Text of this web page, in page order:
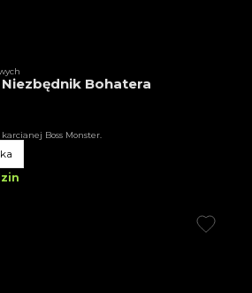
Bohatera
Boss Monster.